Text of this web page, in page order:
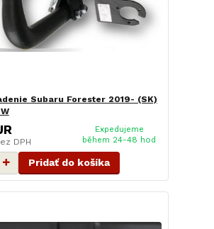
Subaru Forester 2019- (SK)
DPH
Expedujeme
během 24-48 hod
Pridať do košíka